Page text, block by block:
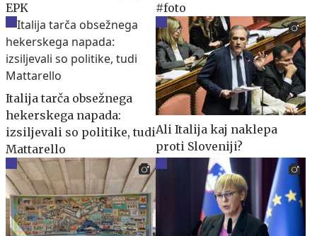
EPK
#foto
Italija tarča obsežnega
hekerskega napada:
izsiljevali so politike, tudi
Mattarello
Ali Italija kaj naklepa
proti Sloveniji?